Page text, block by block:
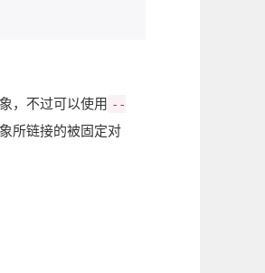
，不过可以使用 --
所链接的被固定对